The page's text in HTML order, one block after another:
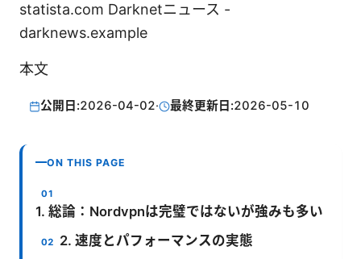
statista.com Darknetニュース -
darknews.example
本文
公開日:2026-04-02· 最終更新日:2026-05-10
ON THIS PAGE
1. 総論：Nordvpnは完璧ではないが強みも多い
2. 速度とパフォーマンスの実態